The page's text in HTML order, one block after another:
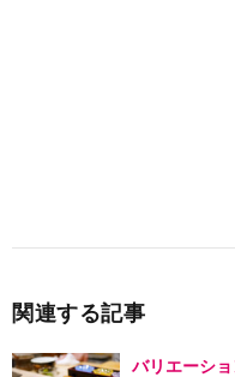
関連する記事
バリエーシ